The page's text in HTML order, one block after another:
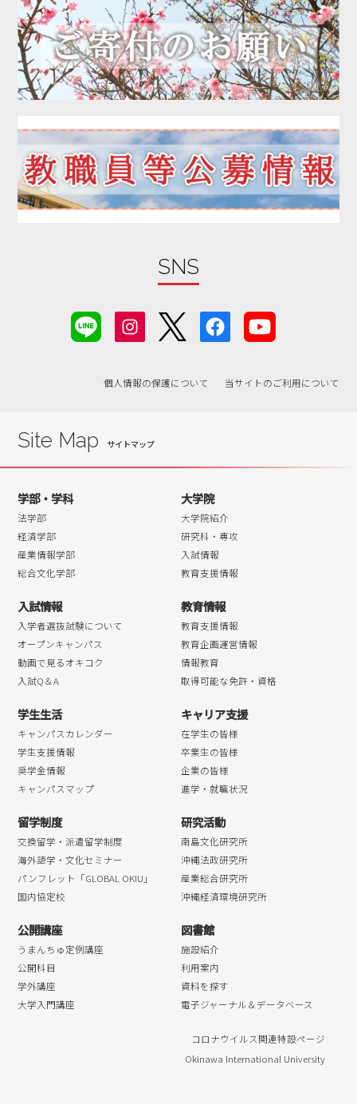
2020年04月
2020年03月
2020年02月
2020年01月
2019年11月
2019年10月
2019年09月
2019年08月
2019年04月
2019年03月
2018年11月
2018年08月
2018年07月
2018年06月
2018年05月
2018年04月
SNS
個人情報の保護について 当サイトのご利用について
Site Map
学部・学科
法学部
経済学部
産業情報学部
総合文化学部
大学院
大学院紹介
研究科・専攻
入試情報
教育支援情報
入試情報
入学者選抜試験について
オープンキャンパス
動画で見るオキコク
入試Q＆A
教育情報
教育支援情報
教育企画運営情報
情報教育
取得可能な免許・資格
学生生活
キャンパスカレンダー
学生支援情報
奨学金情報
キャンパスマップ
キャリア支援
在学生の皆様
卒業生の皆様
企業の皆様
進学・就職状況
留学制度
交換留学・派遣留学制度
海外語学・文化セミナー
パンフレット「GLOBAL OKIU」
国内協定校
研究活動
南島文化研究所
沖縄法政研究所
産業総合研究所
沖縄経済環境研究所
公開講座
うまんちゅ定例講座
公開科目
学外講座
大学入門講座
図書館
施設紹介
利用案内
資料を探す
電子ジャーナル＆データベース
コロナウイルス関連特設ページ
Okinawa International University